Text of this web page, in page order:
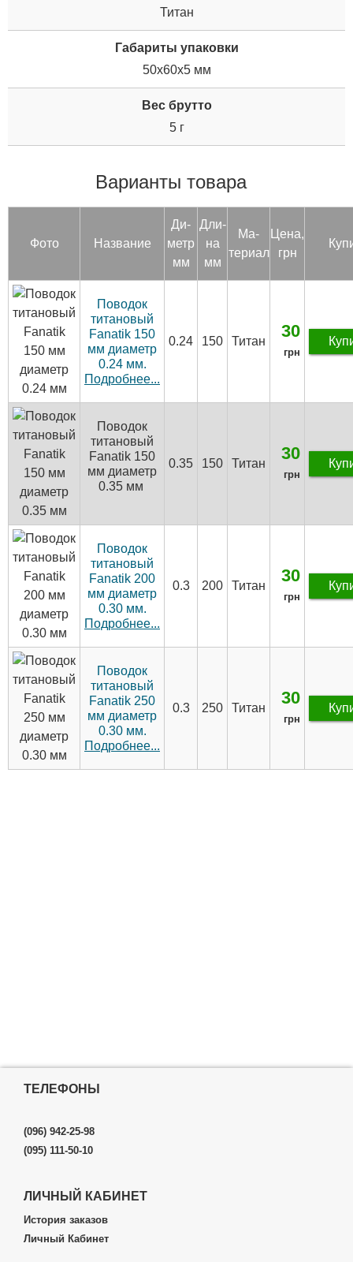
Титан
Габариты упаковки
50x60x5 мм
Вес брутто
5 г
Варианты товара
Фото Название
Ди­
метр
мм
Дли­
на
мм
Ма­
тери­ал
Цена,
грн
Поводок
титановый
Fanatik 150
мм диаметр
0.24 мм.
Подробнее...
0.24 150 Титан
30
грн
Поводок
титановый
Fanatik 150
мм диаметр
0.35 мм
0.35 150 Титан
30
грн
Поводок
титановый
Fanatik 200
мм диаметр
0.30 мм.
Подробнее...
0.3 200 Титан
30
грн
Поводок
титановый
Fanatik 250
мм диаметр
0.30 мм.
Подробнее...
0.3 250 Титан
30
грн
ТЕЛЕФОНЫ
(096) 942-25-98
(095) 111-50-10
ЛИЧНЫЙ КАБИНЕТ
История заказов
Личный Кабинет